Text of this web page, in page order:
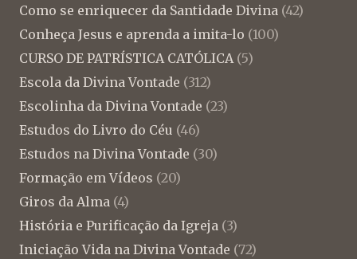
Como se enriquecer da Santidade Divina (42)
Conheça Jesus e aprenda a imita-lo (100)
CURSO DE PATRÍSTICA CATÓLICA(5)
Escola da Divina Vontade (312)
Escolinha da Divina Vontade (23)
Estudos do Livro do Céu (46)
Estudos na Divina Vontade (30)
Formação em Vídeos (20)
Giros da Alma (4)
História e Purificação da Igreja (3)
Iniciação Vida na Divina Vontade (72)